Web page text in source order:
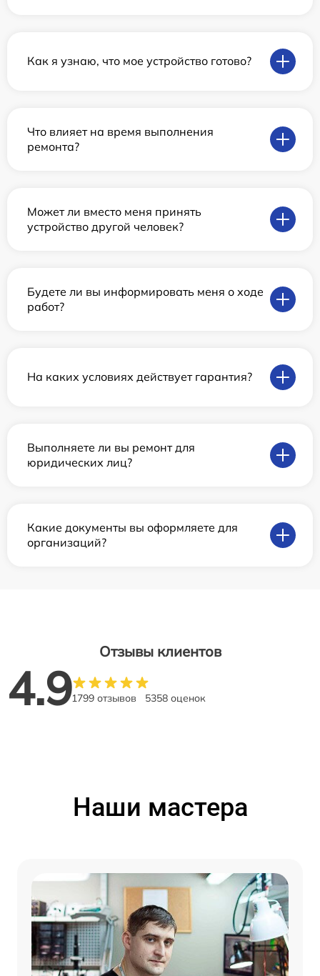
Как я узнаю, что мое устройство готово?
Что влияет на время выполнения
ремонта?
Может ли вместо меня принять
устройство другой человек?
Будете ли вы информировать меня о ходе
работ?
На каких условиях действует гарантия?
Выполняете ли вы ремонт для
юридических лиц?
Какие документы вы оформляете для
организаций?
Отзывы клиентов
4.91799 отзывов 5358 оценок
Наши мастера